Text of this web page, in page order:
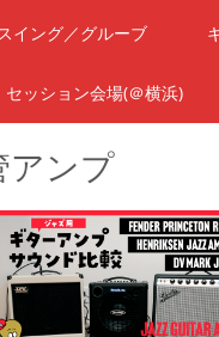
イング／グルーブ
セッション会場(＠横浜)
アンプ